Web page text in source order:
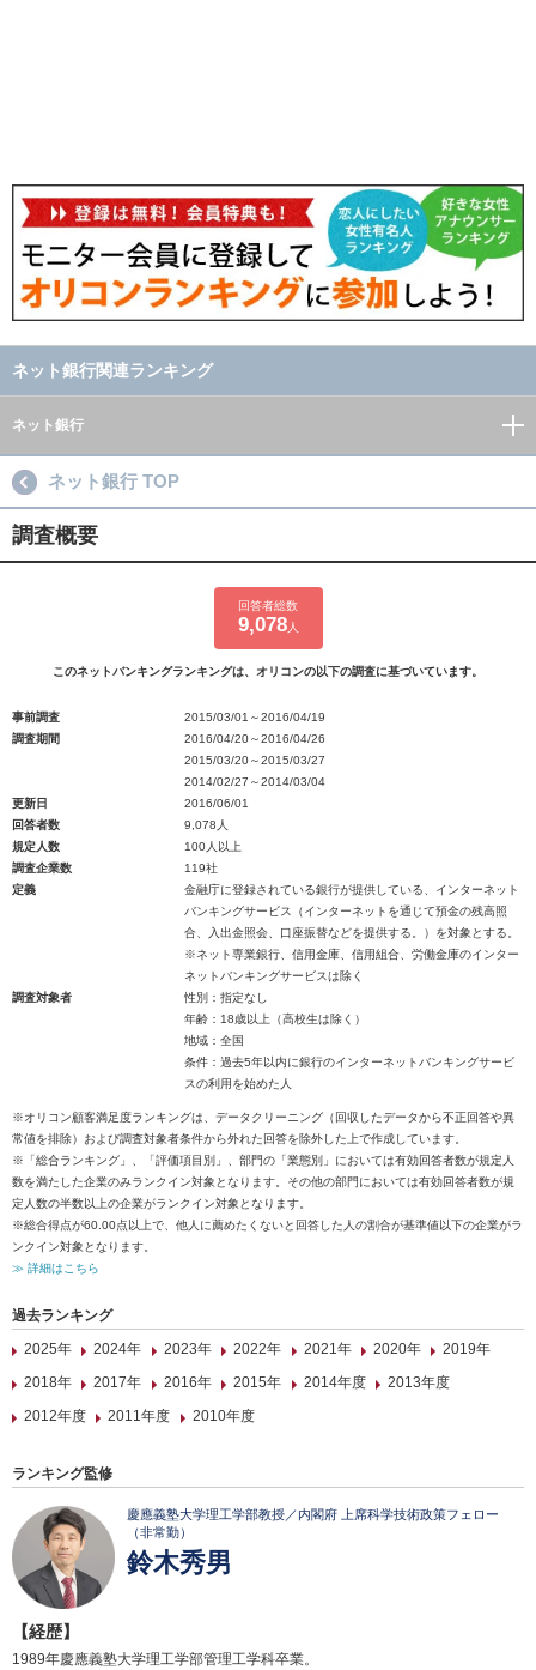
ネット銀行関連ランキング
ネット銀行
ネット銀行 TOP
調査概要
回答者総数
9,078人
このネットバンキングランキングは、オリコンの以下の調査に基づいています。
事前調査
2015/03/01～2016/04/19
調査期間
2016/04/20～2016/04/26
2015/03/20～2015/03/27
2014/02/27～2014/03/04
更新日
2016/06/01
回答者数
9,078人
規定人数
100人以上
調査企業数
119社
定義
金融庁に登録されている銀行が提供している、インターネット
バンキングサービス（インターネットを通じて預金の残高照
合、入出金照会、口座振替などを提供する。）を対象とする。
※ネット専業銀行、信用金庫、信用組合、労働金庫のインター
ネットバンキングサービスは除く
調査対象者
性別：指定なし
年齢：18歳以上（高校生は除く）
地域：全国
条件：過去5年以内に銀行のインターネットバンキングサービ
スの利用を始めた人
※オリコン顧客満足度ランキングは、データクリーニング（回収したデータから不正回答や異
常値を排除）および調査対象者条件から外れた回答を除外した上で作成しています。
※「総合ランキング」、「評価項目別」、部門の「業態別」においては有効回答者数が規定人
数を満たした企業のみランクイン対象となります。その他の部門においては有効回答者数が規
定人数の半数以上の企業がランクイン対象となります。
※総合得点が60.00点以上で、他人に薦めたくないと回答した人の割合が基準値以下の企業がラ
ンクイン対象となります。
≫ 詳細はこちら
過去ランキング
2025年
2024年 2023年 2022年 2021年 2020年
2019年
2018年
2017年 2016年 2015年 2014年度
2013年度
2012年度
2011年度 2010年度
ランキング監修
慶應義塾大学理工学部教授／内閣府 上席科学技術政策フェロー
（非常勤）
鈴木秀男
【経歴】
1989年慶應義塾大学理工学部管理工学科卒業。